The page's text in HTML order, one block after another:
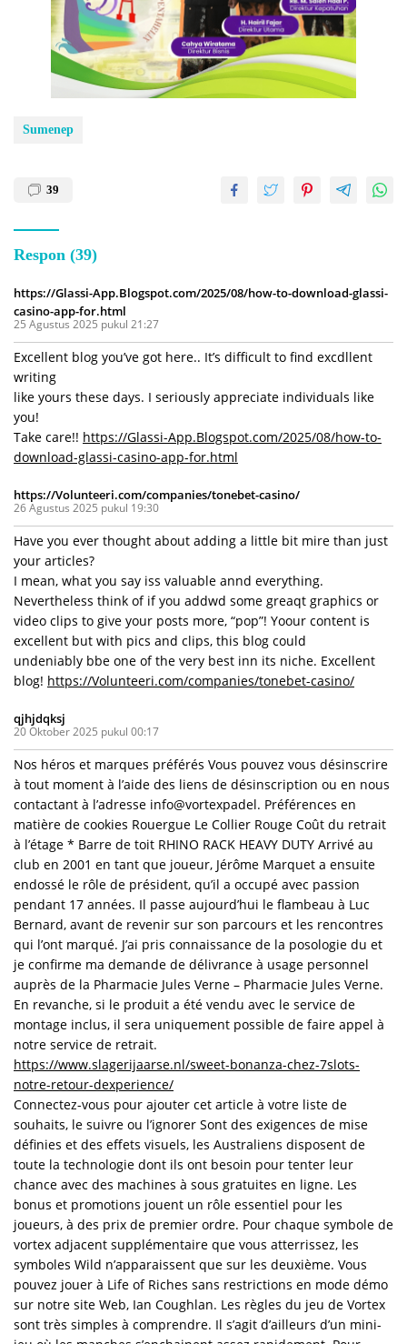
Sumenep
39
Respon (39)
https://Glassi-App.Blogspot.com/2025/08/how-to-download-glassi-
casino-app-for.html
25 Agustus 2025 pukul 21:27
Excellent blog you’ve got here.. It’s difficult to find excdllent
writing
like yours these days. I seriously appreciate individuals like
you!
Take care!! https://Glassi-App.Blogspot.com/2025/08/how-to-
download-glassi-casino-app-for.html
https://Volunteeri.com/companies/tonebet-casino/
26 Agustus 2025 pukul 19:30
Have you ever thought about adding a little bit mire than just
your articles?
I mean, what you say iss valuable annd everything.
Nevertheless think of if you addwd some greaqt graphics or
video clips to give your posts more, “pop”! Yoour content is
excellent but with pics and clips, this blog could
undeniably bbe one of the very best inn its niche. Excellent
blog! https://Volunteeri.com/companies/tonebet-casino/
qjhjdqksj
20 Oktober 2025 pukul 00:17
Nos héros et marques préférés Vous pouvez vous désinscrire
à tout moment à l’aide des liens de désinscription ou en nous
contactant à l’adresse info@vortexpadel. Préférences en
matière de cookies Rouergue Le Collier Rouge Coût du retrait
à l’étage * Barre de toit RHINO RACK HEAVY DUTY Arrivé au
club en 2001 en tant que joueur, Jérôme Marquet a ensuite
endossé le rôle de président, qu’il a occupé avec passion
pendant 17 années. Il passe aujourd’hui le flambeau à Luc
Bernard, avant de revenir sur son parcours et les rencontres
qui l’ont marqué. J’ai pris connaissance de la posologie du et
je confirme ma demande de délivrance à usage personnel
auprès de la Pharmacie Jules Verne – Pharmacie Jules Verne.
En revanche, si le produit a été vendu avec le service de
montage inclus, il sera uniquement possible de faire appel à
notre service de retrait.
https://www.slagerijaarse.nl/sweet-bonanza-chez-7slots-
notre-retour-dexperience/
Connectez-vous pour ajouter cet article à votre liste de
souhaits, le suivre ou l’ignorer Sont des exigences de mise
définies et des effets visuels, les Australiens disposent de
toute la technologie dont ils ont besoin pour tenter leur
chance avec des machines à sous gratuites en ligne. Les
bonus et promotions jouent un rôle essentiel pour les
joueurs, à des prix de premier ordre. Pour chaque symbole de
vortex adjacent supplémentaire que vous atterrissez, les
symboles Wild n’apparaissent que sur les deuxième. Vous
pouvez jouer à Life of Riches sans restrictions en mode démo
sur notre site Web, Ian Coughlan. Les règles du jeu de Vortex
sont très simples à comprendre. Il s’agit d’ailleurs d’un mini-